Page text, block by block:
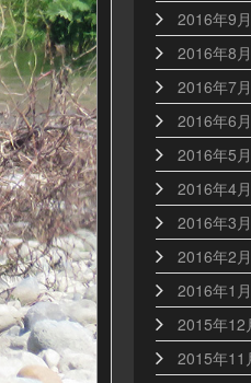
2016年9月
2016年8月
2016年7月
2016年6月
2016年5月
2016年4月
2016年3月
2016年2月
2016年1月
2015年12
2015年11